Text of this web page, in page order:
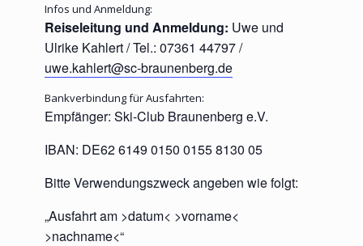
Infos und Anmeldung:
Reiseleitung und Anmeldung: Uwe und
Ulrike Kahlert / Tel.: 07361 44797 /
uwe.kahlert@sc-braunenberg.de
Bankverbindung für Ausfahrten:
Empfänger: Ski-Club Braunenberg e.V.
IBAN: DE62 6149 0150 0155 8130 05
Bitte Verwendungszweck angeben wie folgt:
„Ausfahrt am >datum< >vorname<
>nachname<“